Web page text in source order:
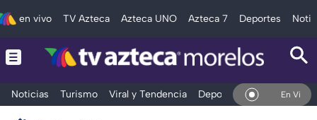
en vivo TV Azteca Azteca UNO Azteca 7 Deportes
Noticias Turismo Viral y Tendencia Deportes Espectáculos
En Vivo